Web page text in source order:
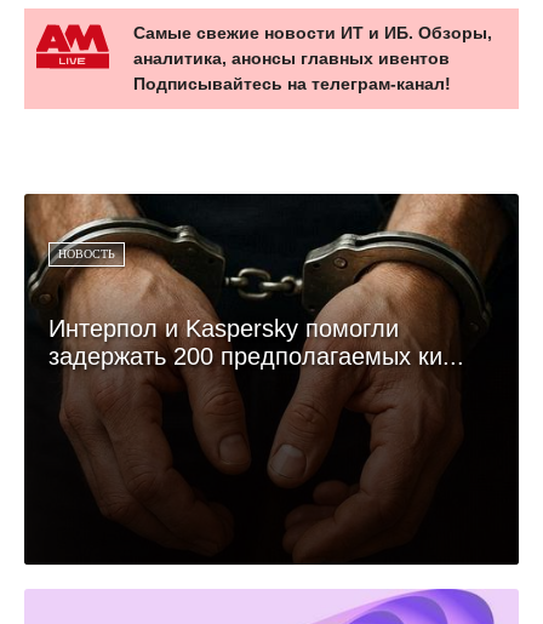
Самые свежие новости ИТ и ИБ. Обзоры,
аналитика, анонсы главных ивентов
Подписывайтесь на телеграм-канал!
НОВОСТЬ
Интерпол и Kaspersky помогли
задержать 200 предполагаемых ки...